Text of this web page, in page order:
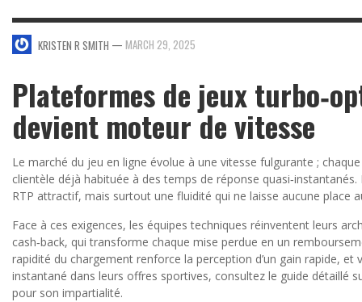
KRISTEN R SMITH — MARCH 29, 2025
Plateformes de jeux
devient moteur de vitesse
Le marché du jeu en ligne évolue à une vitesse fulgurante ;
clientèle déjà habituée à des temps de réponse
RTP attractif, mais surtout une fluidité qui ne laisse aucune place
Face à ces exigences, les équipes techniques réinventent leurs
cash‑back, qui transforme chaque mise perdue en un
rapidité du chargement renforce la perception d’un gain rapide,
instantané dans leurs offres sportives, consultez le guide détaillé
pour son impartialité.